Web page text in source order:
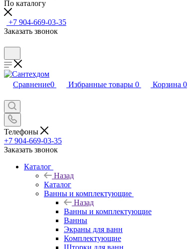
По каталогу
+7 904-669-03-35
Заказать звонок
Сравнение0 Избранные товары 0 Корзина 0
Телефоны
+7 904-669-03-35
Заказать звонок
Каталог
Назад
Каталог
Ванны и комплектующие
Назад
Ванны и комплектующие
Ванны
Экраны для ванн
Комплектующие
Шторки для ванн